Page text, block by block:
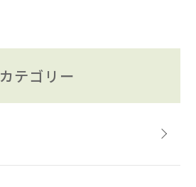
カテゴリー